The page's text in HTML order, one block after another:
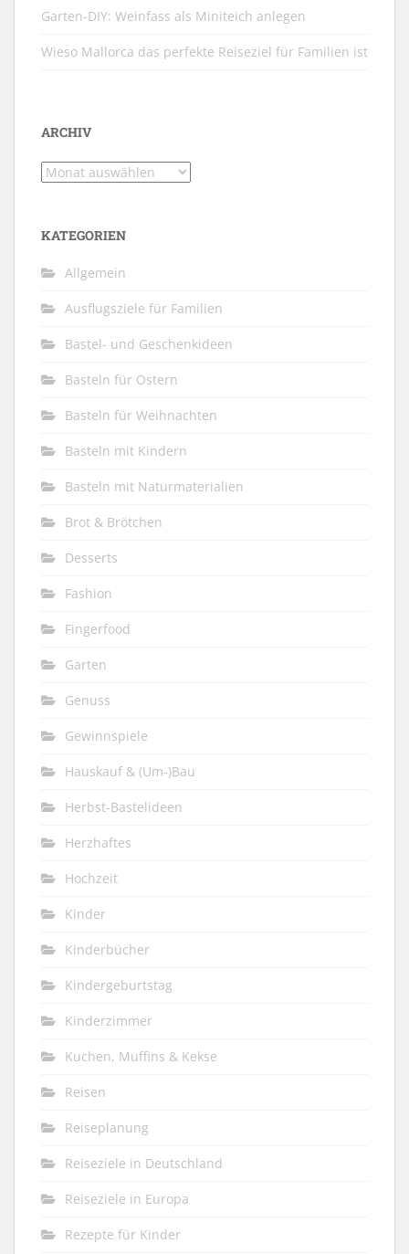
Garten-DIY: Weinfass als Miniteich anlegen
Wieso Mallorca das perfekte Reiseziel für Familien ist
ARCHIV
Archiv
KATEGORIEN
Allgemein
Ausflugsziele für Familien
Bastel- und Geschenkideen
Basteln für Ostern
Basteln für Weihnachten
Basteln mit Kindern
Basteln mit Naturmaterialien
Brot & Brötchen
Desserts
Fashion
Fingerfood
Garten
Genuss
Gewinnspiele
Hauskauf & (Um-)Bau
Herbst-Bastelideen
Herzhaftes
Hochzeit
Kinder
Kinderbücher
Kindergeburtstag
Kinderzimmer
Kuchen, Muffins & Kekse
Reisen
Reiseplanung
Reiseziele in Deutschland
Reiseziele in Europa
Rezepte für Kinder